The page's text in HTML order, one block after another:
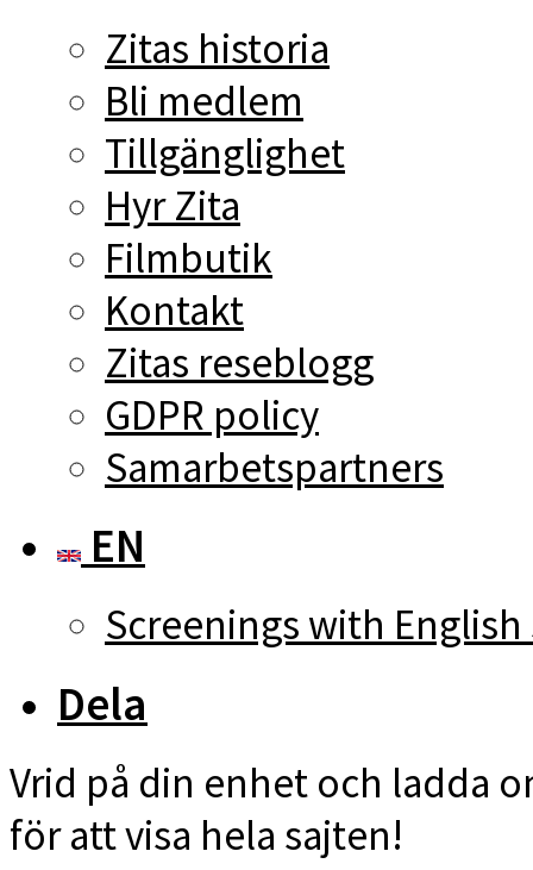
Zitas historia
Bli medlem
Tillgänglighet
Hyr Zita
Filmbutik
Kontakt
Zitas reseblogg
GDPR policy
Samarbetspartners
EN
Screenings with
Dela
Vrid på din enhet och ladda
för att visa hela sajten!